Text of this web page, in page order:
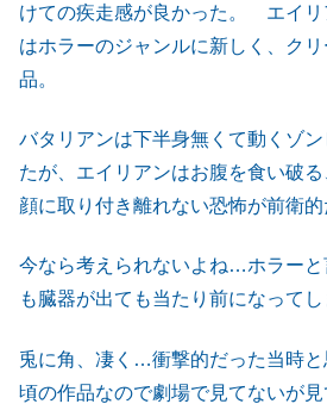
けての疾走感が良かった。 エイリ
はホラーのジャンルに新しく、ク
品。
バタリアンは下半身無くて動くゾ
たが、エイリアンはお腹を食い破
顔に取り付き離れない恐怖が前衛的
今なら考えられないよね…ホラーと
も臓器が出ても当たり前になってし
兎に角、凄く…衝撃的だった当時
頃の作品なので劇場で見てないが